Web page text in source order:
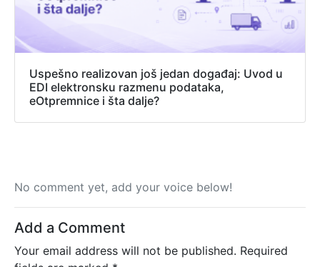
Uspešno realizovan još jedan događaj: Uvod u
EDI elektronsku razmenu podataka,
eOtpremnice i šta dalje?
No comment yet, add your voice below!
Add a Comment
Your email address will not be published. Required